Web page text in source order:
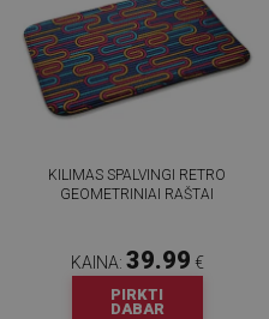
KILIMAS SPALVINGI RETRO
GEOMETRINIAI RAŠTAI
KAINA: 39.99 €
PIRKTI
DABAR